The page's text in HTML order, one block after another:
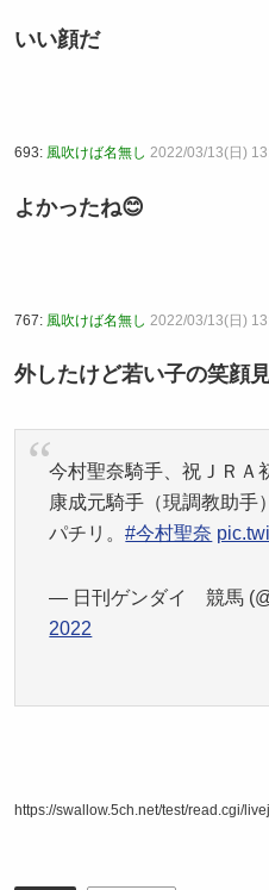
いい顔だ
693: 風吹けば名無し 2022/03/13(日)
よかったね😊
767: 風吹けば名無し 2022/03/13(日)
外したけど若い子の笑顔
今村聖奈騎手、祝ＪＲＡ
康成元騎手（現調教助手
パチリ。#今村聖奈
— 日刊ゲンダイ 競馬
2022
https://swallow.5ch.net/test/read.cgi/